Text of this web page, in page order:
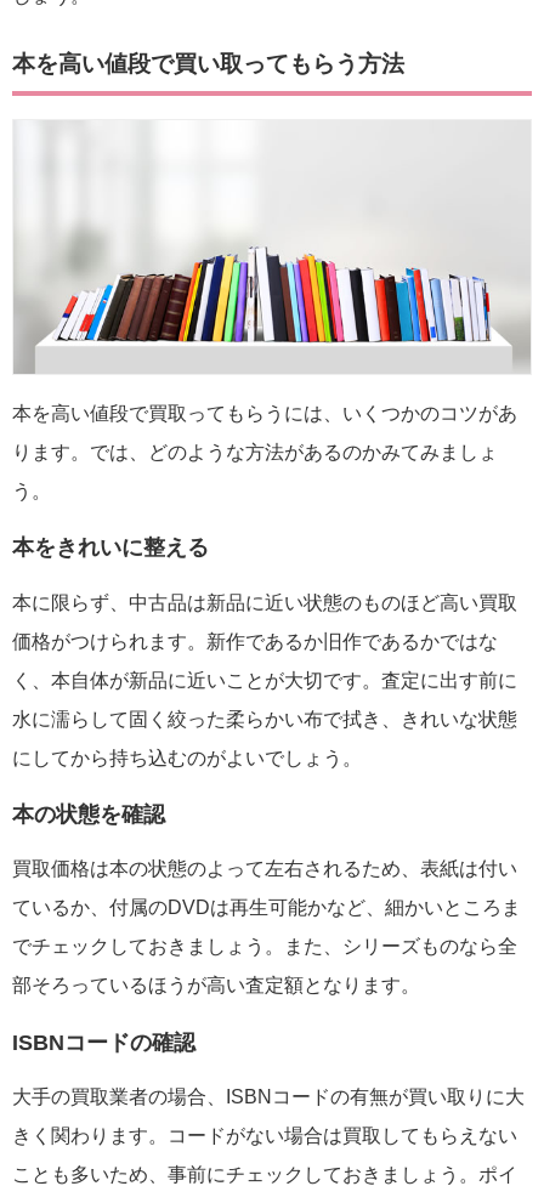
本を高い値段で買い取ってもらう方法
本を高い値段で買取ってもらうには、いくつかのコツがあ
ります。では、どのような方法があるのかみてみましょ
う。
本をきれいに整える
本に限らず、中古品は新品に近い状態のものほど高い買取
価格がつけられます。新作であるか旧作であるかではな
く、本自体が新品に近いことが大切です。査定に出す前に
水に濡らして固く絞った柔らかい布で拭き、きれいな状態
にしてから持ち込むのがよいでしょう。
本の状態を確認
買取価格は本の状態のよって左右されるため、表紙は付い
ているか、付属のDVDは再生可能かなど、細かいところま
でチェックしておきましょう。また、シリーズものなら全
部そろっているほうが高い査定額となります。
ISBNコードの確認
大手の買取業者の場合、ISBNコードの有無が買い取りに大
きく関わります。コードがない場合は買取してもらえない
ことも多いため、事前にチェックしておきましょう。ポイ